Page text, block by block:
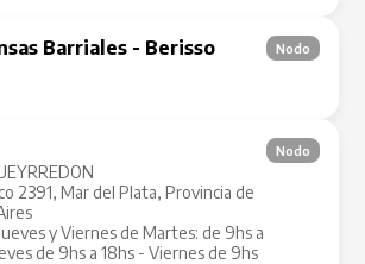
Barriales - Berisso Nodo
2391, Mar del Plata, Provincia de
y Viernes de Martes: de 9hs a
de 9hs a 18hs - Viernes de 9hs
Nodo